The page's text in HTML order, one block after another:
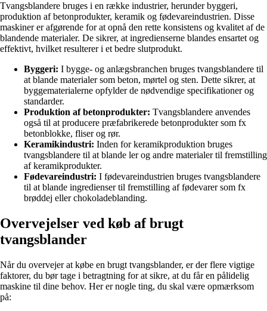
Tvangsblandere bruges i en række industrier, herunder byggeri,
produktion af betonprodukter, keramik og fødevareindustrien. Disse
maskiner er afgørende for at opnå den rette konsistens og kvalitet af de
blandende materialer. De sikrer, at ingredienserne blandes ensartet og
effektivt, hvilket resulterer i et bedre slutprodukt.
Byggeri: I bygge- og anlægsbranchen bruges tvangsblandere til
at blande materialer som beton, mørtel og sten. Dette sikrer, at
byggematerialerne opfylder de nødvendige specifikationer og
standarder.
Produktion af betonprodukter: Tvangsblandere anvendes
også til at producere præfabrikerede betonprodukter som fx
betonblokke, fliser og rør.
Keramikindustri: Inden for keramikproduktion bruges
tvangsblandere til at blande ler og andre materialer til fremstilling
af keramikprodukter.
Fødevareindustri: I fødevareindustrien bruges tvangsblandere
til at blande ingredienser til fremstilling af fødevarer som fx
brøddej eller chokoladeblanding.
Overvejelser ved køb af brugt
tvangsblander
Når du overvejer at købe en brugt tvangsblander, er der flere vigtige
faktorer, du bør tage i betragtning for at sikre, at du får en pålidelig
maskine til dine behov. Her er nogle ting, du skal være opmærksom
på: